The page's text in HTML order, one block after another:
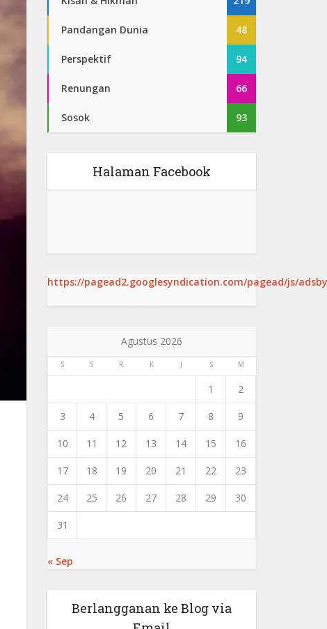
Pandangan Dunia 48
Perspektif 94
Renungan 66
Sosok 93
Halaman Facebook
https://pagead2.googlesyndication.com/pagead/js/
Agustus 2026
S S R K J S M
1 2
3 4 5 6 7 8 9
10 11 12 13 14 15 16
17 18 19 20 21 22 23
24 25 26 27 28 29 30
31
« Sep
Berlangganan ke Blog via